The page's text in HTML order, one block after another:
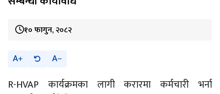
१० फागुन, २०८२
A A
R-HVAP कार्यक्रमका लागी करारमा कर्मचारी भर्ना